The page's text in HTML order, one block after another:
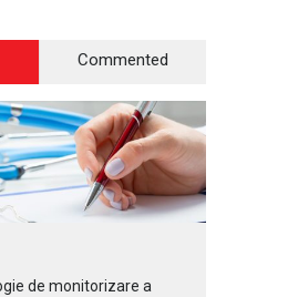
Commented
de monitorizare a